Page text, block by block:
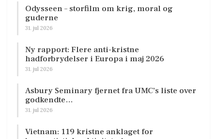
Odysseen – storfilm om krig, moral og
guderne
31. jul 2026
Ny rapport: Flere anti-kristne
hadforbrydelser i Europa i maj 2026
31. jul 2026
Asbury Seminary fjernet fra UMC’s liste over
godkendte…
31. jul 2026
Vietnam: 119 kristne anklaget for